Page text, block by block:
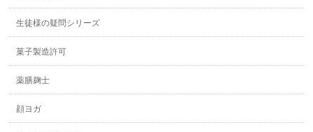
生徒様の疑問シリーズ
菓子製造許可
薬膳麹士
顔ヨガ